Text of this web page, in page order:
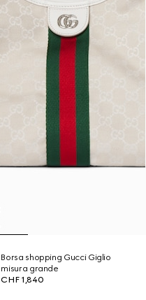
Borsa shopping Gucci Giglio
misura grande
CHF 1,840